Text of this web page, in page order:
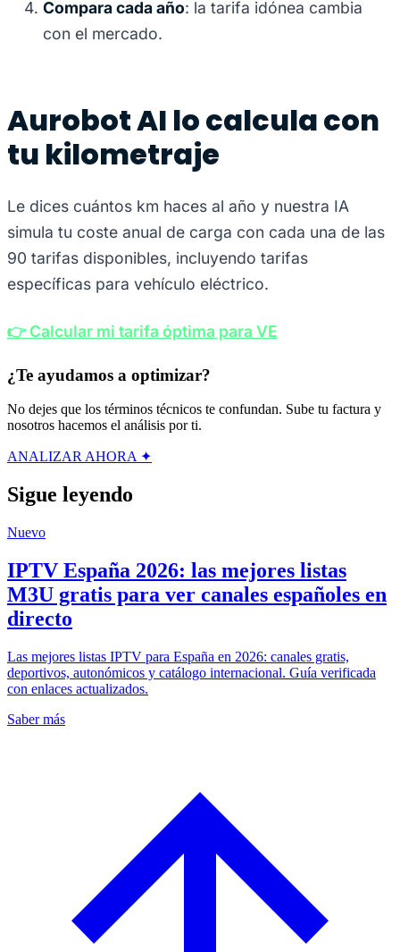
Compara cada año: la tarifa idónea cambia
con el mercado.
Aurobot AI lo calcula con
tu kilometraje
Le dices cuántos km haces al año y nuestra IA
simula tu coste anual de carga con cada una de las
90 tarifas disponibles, incluyendo tarifas
específicas para vehículo eléctrico.
👉 Calcular mi tarifa óptima para VE
¿Te ayudamos a optimizar?
No dejes que los términos técnicos te confundan. Sube tu factura y
nosotros hacemos el análisis por ti.
ANALIZAR AHORA ✦
Sigue leyendo
Nuevo
IPTV España 2026: las mejores listas
M3U gratis para ver canales españoles en
directo
Las mejores listas IPTV para España en 2026: canales gratis,
deportivos, autonómicos y catálogo internacional. Guía verificada
con enlaces actualizados.
Saber más